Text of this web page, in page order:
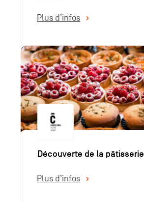
Plus d’infos
Découverte de la pâtisserie
Plus d’infos